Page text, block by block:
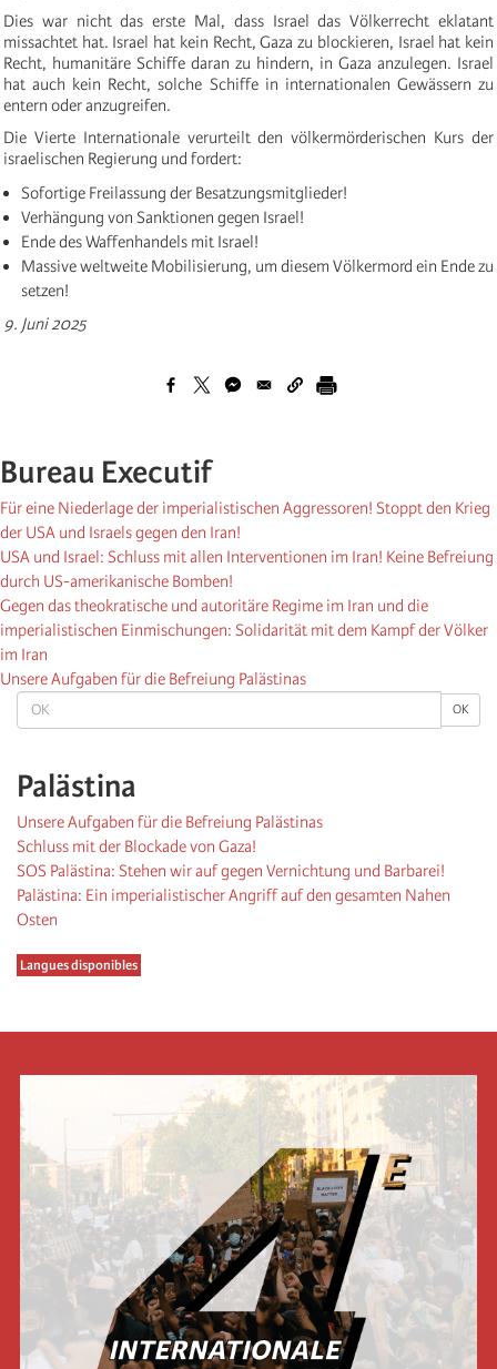
OK OK
Palästina
Unsere Aufgaben für die Befreiung Palästinas
Schluss mit der Blockade von Gaza!
SOS Palästina: Stehen wir auf gegen Vernichtung und Barbarei!
Palästina: Ein imperialistischer Angriff auf den gesamten Nahen
Osten
Langues disponibles
Dies war nicht das erste Mal, dass Israel das Völkerrecht eklatant
missachtet hat. Israel hat kein Recht, Gaza zu blockieren, Israel hat kein
Recht, humanitäre Schiffe daran zu hindern, in Gaza anzulegen. Israel
hat auch kein Recht, solche Schiffe in internationalen Gewässern zu
entern oder anzugreifen.
Die Vierte Internationale verurteilt den völkermörderischen Kurs der
israelischen Regierung und fordert:
Sofortige Freilassung der Besatzungsmitglieder!
Verhängung von Sanktionen gegen Israel!
Ende des Waffenhandels mit Israel!
Massive weltweite Mobilisierung, um diesem Völkermord ein Ende zu
setzen!
9. Juni 2025
Bureau Executif
Für eine Niederlage der imperialistischen Aggressoren! Stoppt den Krieg
der USA und Israels gegen den Iran!
USA und Israel: Schluss mit allen Interventionen im Iran! Keine Befreiung
durch US-amerikanische Bomben!
Gegen das theokratische und autoritäre Regime im Iran und die
imperialistischen Einmischungen: Solidarität mit dem Kampf der Völker
im Iran
Unsere Aufgaben für die Befreiung Palästinas